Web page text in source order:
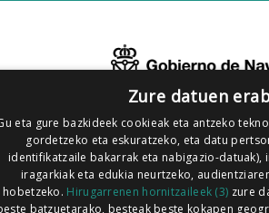
Zure datuen
eta gure bazkideek cookieak eta antzeko
gordetzeko eta eskuratzeko, eta datu
identifikatzaile bakarrak eta nabigazio-
iragarkiak eta edukia neurtzeko,
hobetzeko. Hirugarrenen hornitzaileek (3) zure
batzuetarako, besteak beste kokapen